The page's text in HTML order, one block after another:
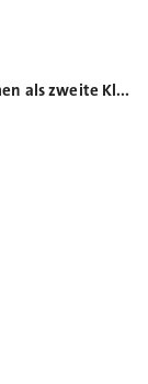
China: Ausländische Firmen als zweite Klasse behandelt